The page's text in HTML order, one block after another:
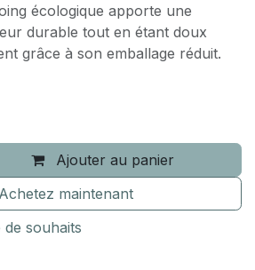
écologique apporte une
durable tout en étant doux
grâce à son emballage réduit.
Ajouter au panier
Achetez maintenant
souhaits